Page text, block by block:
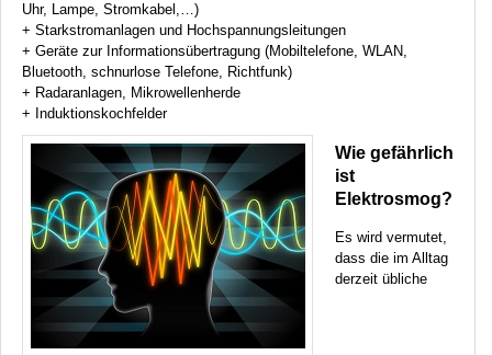
Uhr, Lampe, Stromkabel,…)
+ Starkstromanlagen und Hochspannungsleitungen
+ Geräte zur Informationsübertragung (Mobiltelefone, WLAN,
Bluetooth, schnurlose Telefone, Richtfunk)
+ Radaranlagen, Mikrowellenherde
+ Induktionskochfelder
Wie gefährlich
ist
Elektrosmog?
Es wird vermutet,
dass die im Alltag
derzeit übliche